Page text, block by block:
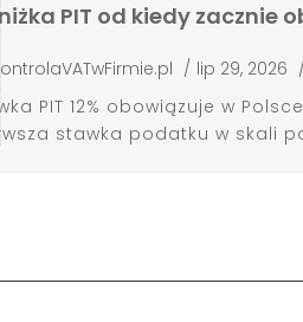
PIT od kiedy zacznie
/ lip 29, 2026 /
PIT 12% obowiązuje w
stawka podatku w skali